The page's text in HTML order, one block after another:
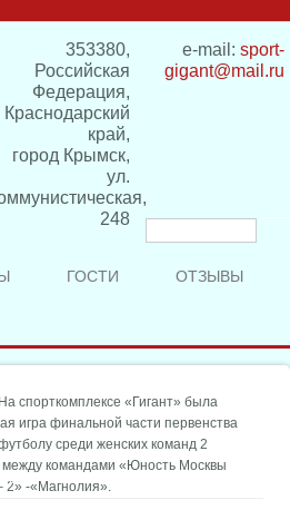
353380,
Российская
Федерация,
Краснодарский
край,
город Крымск,
ул.
248
e-mail: sport-
gigant@mail.ru
поиска
ГОСТИ ОТЗЫВЫ
спорткомплексе «Гигант» была
игра финальной части первенства
среди женских команд 2
между командами «Юность Москвы
2» -«Магнолия».